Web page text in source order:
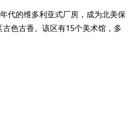
代的维多利亚式厂房，成为北美保
色古香。该区有15个美术馆，多